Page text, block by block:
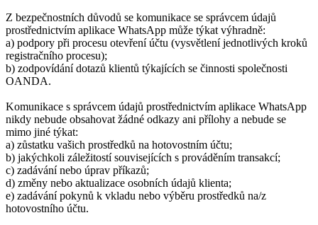
Z bezpečnostních důvodů se komunikace se správcem údajů
prostřednictvím aplikace WhatsApp může týkat výhradně:
a) podpory při procesu otevření účtu (vysvětlení jednotlivých kroků
registračního procesu);
b) zodpovídání dotazů klientů týkajících se činnosti společnosti
OANDA.
Komunikace s správcem údajů prostřednictvím aplikace WhatsApp
nikdy nebude obsahovat žádné odkazy ani přílohy a nebude se
mimo jiné týkat:
a) zůstatku vašich prostředků na hotovostním účtu;
b) jakýchkoli záležitostí souvisejících s prováděním transakcí;
c) zadávání nebo úprav příkazů;
d) změny nebo aktualizace osobních údajů klienta;
e) zadávání pokynů k vkladu nebo výběru prostředků na/z
hotovostního účtu.